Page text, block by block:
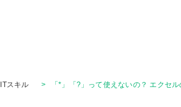
ITスキル > 「*」「?」って使えないの？ エクセ